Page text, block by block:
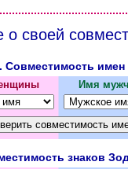
о своей
Совместимость имен
Имя
знаков